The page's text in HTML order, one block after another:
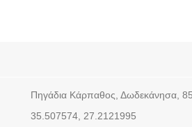
Πηγάδια Κάρπαθος, Δωδεκάνησα,
35.507574, 27.2121995